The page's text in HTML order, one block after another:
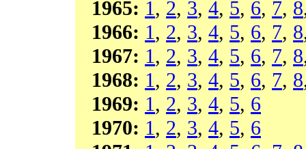
1965: 1, 2, 3, 4, 5, 6, 7, 8
1966: 1, 2, 3, 4, 5, 6, 7, 8
1967: 1, 2, 3, 4, 5, 6, 7, 8
1968: 1, 2, 3, 4, 5, 6, 7, 8
1969: 1, 2, 3, 4, 5, 6
1970: 1, 2, 3, 4, 5, 6